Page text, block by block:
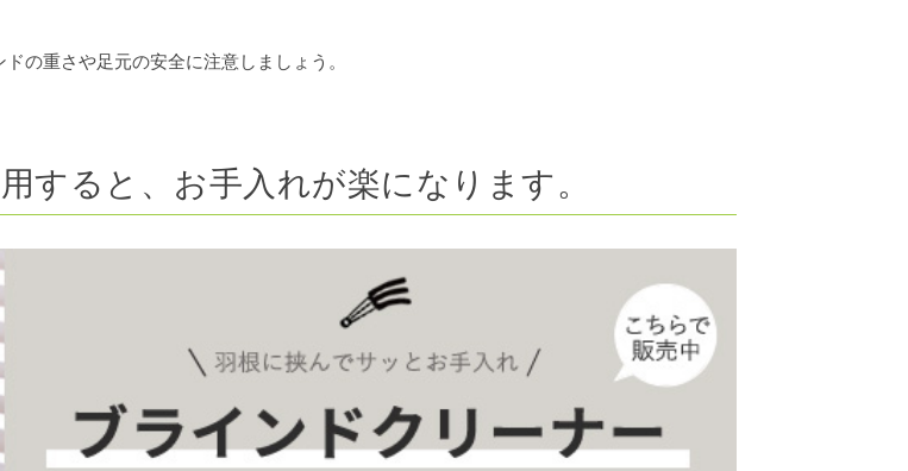
の重さや足元の安全に注意しましょう。
すると、お手入れが楽になります。